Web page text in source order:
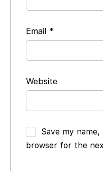
Email *
Website
Save my
browser for the